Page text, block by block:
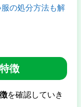
の処分方法も解
徴
を確認していき